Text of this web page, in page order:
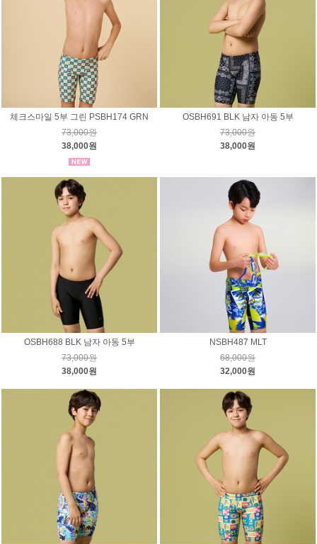
체크스마일 5부 그린 PSBH174 GRN
73,000원
38,000원
OSBH691 BLK 남자 아동 5부
73,000원
38,000원
OSBH688 BLK 남자 아동 5부
73,000원
38,000원
NSBH487 MLT
68,000원
32,000원